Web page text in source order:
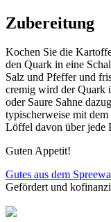
Zubereitung
Kochen Sie die
den Quark in eine
Salz und Pfeffer und
cremig wird der Quark
oder Saure Sahne
typischerweise mit
Löffel davon über jede
Guten Appetit!
Gutes aus dem
Gefördert und